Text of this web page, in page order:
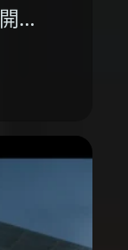
…